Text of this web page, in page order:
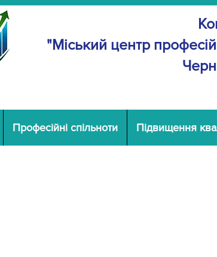
"Міський центр
Професійні спільноти Підвищення